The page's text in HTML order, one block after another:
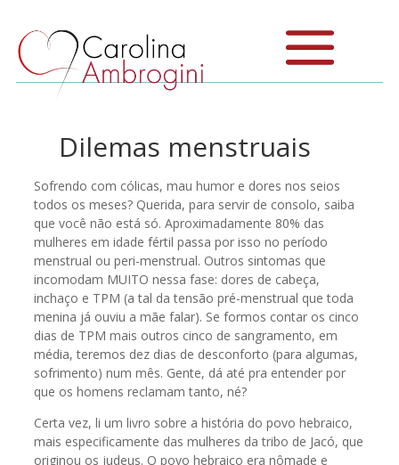
Dilemas menstruais
Sofrendo com cólicas, mau humor e dores nos seios
todos os meses? Querida, para servir de consolo, saiba
que você não está só. Aproximadamente 80% das
mulheres em idade fértil passa por isso no período
menstrual ou peri-menstrual. Outros sintomas que
incomodam MUITO nessa fase: dores de cabeça,
inchaço e TPM (a tal da tensão pré-menstrual que toda
menina já ouviu a mãe falar). Se formos contar os cinco
dias de TPM mais outros cinco de sangramento, em
média, teremos dez dias de desconforto (para algumas,
sofrimento) num mês. Gente, dá até pra entender por
que os homens reclamam tanto, né?
Certa vez, li um livro sobre a história do povo hebraico,
mais especificamente das mulheres da tribo de Jacó, que
originou os judeus. O povo hebraico era nômade e